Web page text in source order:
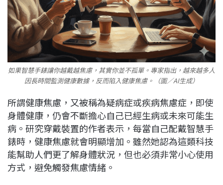
如果智慧手錶讓你越戴越焦慮，其實你並不孤單。專家指出，越來越多人
因長時間監測健康數據，反而陷入健康焦慮。（圖／AI生成）
所謂健康焦慮，又被稱為疑病症或疾病焦慮症，即使
身體健康，仍會不斷擔心自己已經生病或未來可能生
病。研究穿戴裝置的作者表示，每當自己配戴智慧手
錶時，健康焦慮就會明顯增加。雖然她認為這類科技
能幫助人們更了解身體狀況，但也必須非常小心使用
方式，避免觸發焦慮情緒。